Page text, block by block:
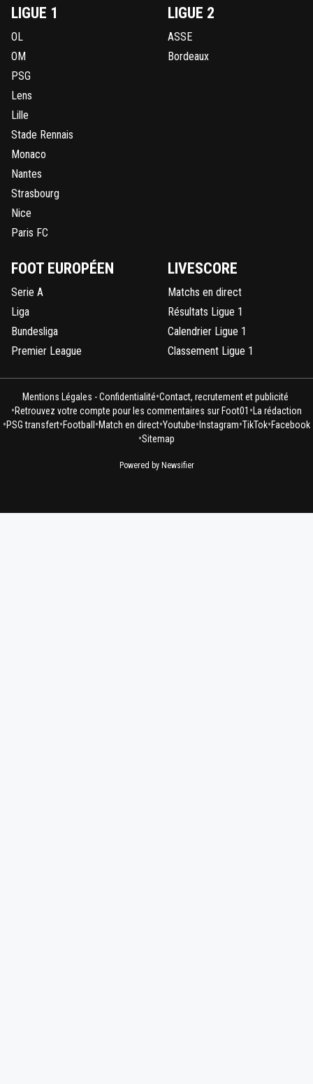
LIGUE 1
OL
OM
PSG
Lens
Lille
Stade Rennais
Monaco
Nantes
Strasbourg
Nice
Paris FC
LIGUE 2
ASSE
Bordeaux
FOOT EUROPÉEN
Serie A
Liga
Bundesliga
Premier League
LIVESCORE
Matchs en direct
Résultats Ligue 1
Calendrier Ligue 1
Classement Ligue 1
Mentions Légales - Confidentialité•Contact, recrutement et publicité
•Retrouvez votre compte pour les commentaires sur Foot01 • La rédaction
•PSG transfert•Football •Match en direct•Youtube• Instagram•TikTok•Facebook
•Sitemap
Powered by Newsifier